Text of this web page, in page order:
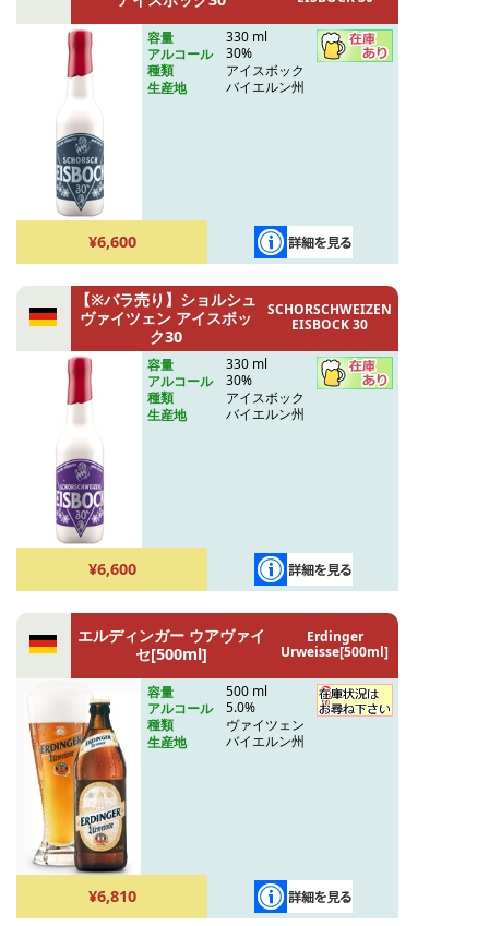
容量
330 ml
アルコール
30%
種類
アイスボック
生産地
バイエルン州
¥6,600
【※バラ売り】ショルシュ
ヴァイツェン アイスボッ
ク30
SCHORSCHWEIZEN
EISBOCK 30
容量
330 ml
アルコール
30%
種類
アイスボック
生産地
バイエルン州
¥6,600
エルディンガー ウアヴァイ
セ[500ml]
Erdinger
Urweisse[500ml]
容量
500 ml
アルコール
5.0%
種類
ヴァイツェン
生産地
バイエルン州
¥6,810